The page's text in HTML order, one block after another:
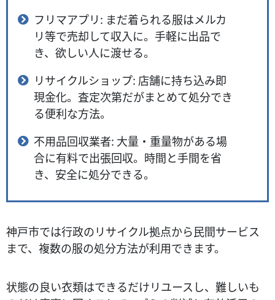
フリマアプリ: まだ着られる服はメルカ
リ等で売却して収入に。手軽に出品で
き、欲しい人に渡せる。
リサイクルショップ: 店舗に持ち込み即
現金化。査定次第だがまとめて処分でき
る便利な方法。
不用品回収業者: 大量・重量物がある場
合に有料で出張回収。時間と手間を省
き、安全に処分できる。
神戸市では行政のリサイクル拠点から民間サービス
まで、複数の服の処分方法が利用できます。
状態の良い衣類はできるだけリユースし、難しいも